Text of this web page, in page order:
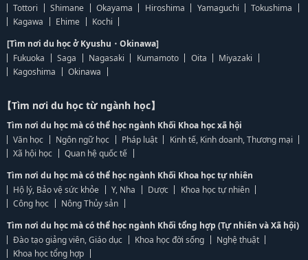
Tottori
Shimane Okayama Hiroshima Yamaguchi
Tokushima
Kagawa
Ehime
Kochi
[Tìm nơi du học ở Kyushu・Okinawa]
Fukuoka
Saga Nagasaki Kumamoto Oita
Miyazaki
Kagoshima
Okinawa
【Tìm nơi du học từ ngành học】
Tìm nơi du học mà có thể học ngành Khối Khoa học xã hội
Văn học
Ngôn ngữ học Pháp luật
Kinh tế, Kinh doanh, Thương mại
Xã hội học
Quan hệ quốc tế
Tìm nơi du học mà có thể học ngành Khối Khoa học tự nhiên
Hộ lý, Bảo vệ sức khỏe
Y, Nha Dược
Khoa học tự nhiên
Công học
Nông Thủy sản
Tìm nơi du học mà có thể học ngành Khối tổng hợp (Tự nhiên và Xã hội)
Đào tạo giảng viên, Giáo dục
Khoa học đời sống
Nghệ thuật
Khoa học tổng hợp